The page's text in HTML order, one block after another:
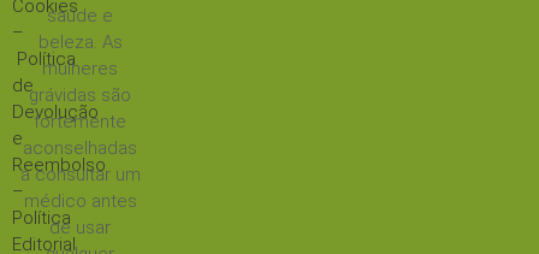
Cookies
–
Política
de
Devolução
e
Reembolso
–
Política
Editorial
saúde e
beleza. As
mulheres
grávidas são
fortemente
aconselhadas
a consultar um
médico antes
de usar